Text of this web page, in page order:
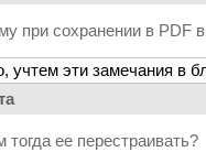
при сохранении в PDF
учтем эти замечания в
тогда ее перестраивать?